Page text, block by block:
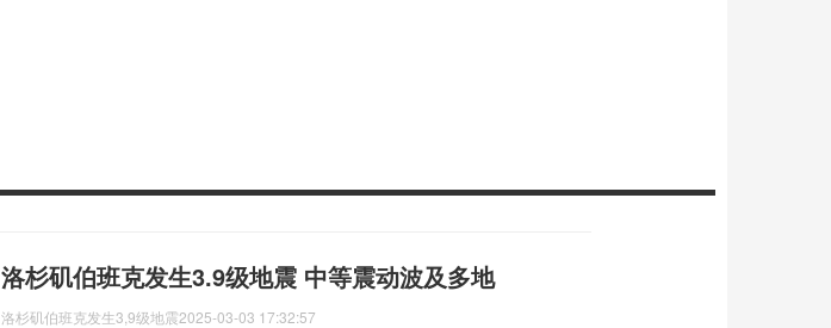
洛杉矶伯班克发生3.9级地震 中等震动波及多地
洛杉矶伯班克发生3,9级地震2025-03-03 17:32:57